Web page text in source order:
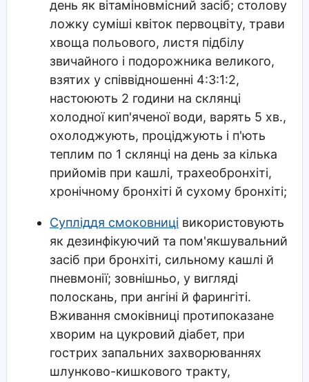
день як вітаміновмісний засіб; столову
ложку суміші квіток первоцвіту, трави
хвоща польового, листя підбілу
звичайного і подорожника великого,
взятих у співвідношенні 4:3:1:2,
настоюють 2 години на склянці
холодної кип'яченої води, варять 5 хв.,
охолоджують, проціджують і п'ють
теплим по 1 склянці на день за кілька
прийомів при кашлі, трахеобронхіті,
хронічному бронхіті й сухому бронхіті;
Супліддя смоковницівикористовують
як дезинфікуючий та пом'якшувальний
засіб при бронхіті, сильному кашлі й
пневмонії; зовнішньо, у вигляді
полоскань, при ангіні й фарингіті.
Вживання смоківниці протипоказане
хворим на цукровий діабет, при
гострих запальних захворюваннях
шлунково-кишкового тракту,